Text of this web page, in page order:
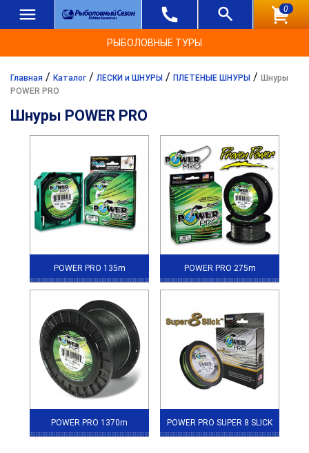
0
РЫБОЛОВНЫЕ ТУРЫ
Главная / Каталог / ЛЕСКИ и ШНУРЫ / ПЛЕТЕНЫЕ ШНУРЫ / Шнуры
POWER PRO
Шнуры POWER PRO
POWER PRO 135m POWER PRO 275m
POWER PRO 1370m POWER PRO SUPER 8 SLICK